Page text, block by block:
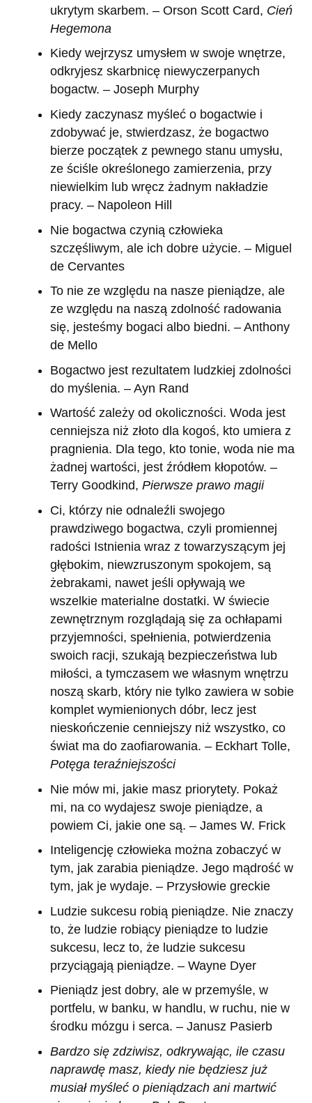
ukrytym skarbem. – Orson Scott Card, Cień
Hegemona
Kiedy wejrzysz umysłem w swoje wnętrze,
odkryjesz skarbnicę niewyczerpanych
bogactw. – Joseph Murphy
Kiedy zaczynasz myśleć o bogactwie i
zdobywać je, stwierdzasz, że bogactwo
bierze początek z pewnego stanu umysłu,
ze ściśle określonego zamierzenia, przy
niewielkim lub wręcz żadnym nakładzie
pracy. – Napoleon Hill
Nie bogactwa czynią człowieka
szczęśliwym, ale ich dobre użycie. – Miguel
de Cervantes
To nie ze względu na nasze pieniądze, ale
ze względu na naszą zdolność radowania
się, jesteśmy bogaci albo biedni. – Anthony
de Mello
Bogactwo jest rezultatem ludzkiej zdolności
do myślenia. – Ayn Rand
Wartość zależy od okoliczności. Woda jest
cenniejsza niż złoto dla kogoś, kto umiera z
pragnienia. Dla tego, kto tonie, woda nie ma
żadnej wartości, jest źródłem kłopotów. –
Terry Goodkind, Pierwsze prawo magii
Ci, którzy nie odnaleźli swojego
prawdziwego bogactwa, czyli promiennej
radości Istnienia wraz z towarzyszącym jej
głębokim, niewzruszonym spokojem, są
żebrakami, nawet jeśli opływają we
wszelkie materialne dostatki. W świecie
zewnętrznym rozglądają się za ochłapami
przyjemności, spełnienia, potwierdzenia
swoich racji, szukają bezpieczeństwa lub
miłości, a tymczasem we własnym wnętrzu
noszą skarb, który nie tylko zawiera w sobie
komplet wymienionych dóbr, lecz jest
nieskończenie cenniejszy niż wszystko, co
świat ma do zaofiarowania. – Eckhart Tolle,
Potęga teraźniejszości
Nie mów mi, jakie masz priorytety. Pokaż
mi, na co wydajesz swoje pieniądze, a
powiem Ci, jakie one są. – James W. Frick
Inteligencję człowieka można zobaczyć w
tym, jak zarabia pieniądze. Jego mądrość w
tym, jak je wydaje. – Przysłowie greckie
Ludzie sukcesu robią pieniądze. Nie znaczy
to, że ludzie robiący pieniądze to ludzie
sukcesu, lecz to, że ludzie sukcesu
przyciągają pieniądze. – Wayne Dyer
Pieniądz jest dobry, ale w przemyśle, w
portfelu, w banku, w handlu, w ruchu, nie w
środku mózgu i serca. – Janusz Pasierb
Bardzo się zdziwisz, odkrywając, ile czasu
naprawdę masz, kiedy nie będziesz już
musiał myśleć o pieniądzach ani martwić